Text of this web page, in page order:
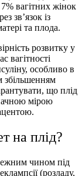
вагітних жінок
зв’язок із
та плода.
розвитку у
вагітності
особливо в
збільшенням
що плід
мірою
на плід?
чином під
(розладу,